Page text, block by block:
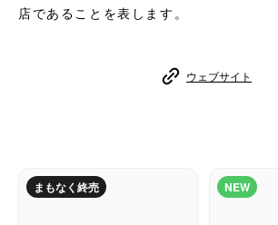
リキッド
店であることを表します。
ウェブサイト
まもなく終売 NEW